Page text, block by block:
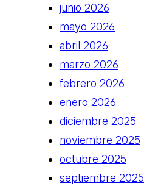
junio 2026
mayo 2026
abril 2026
marzo 2026
febrero 2026
enero 2026
diciembre 2025
noviembre 2025
octubre 2025
septiembre 2025